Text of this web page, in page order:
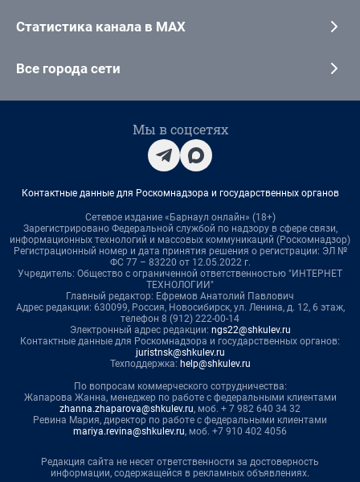
Статистика канала в MAX
Все города сети
Мы в соцсетях
Контактные данные для Роскомнадзора и государственных органов
Сетевое издание «Барнаул онлайн» (18+)
Зарегистрировано Федеральной службой по надзору в сфере связи,
информационных технологий и массовых коммуникаций (Роскомнадзор)
Регистрационный номер и дата принятия решения о регистрации: ЭЛ №
ФС 77 – 83220 от 12.05.2022 г.
Учредитель: Общество с ограниченной ответственностью "ИНТЕРНЕТ
ТЕХНОЛОГИИ"
Главный редактор: Ефремов Анатолий Павлович
Адрес редакции: 630099, Россия, Новосибирск, ул. Ленина, д. 12, 6 этаж,
телефон 8 (912) 222-00-14
Электронный адрес редакции: ngs22@shkulev.ru
Контактные данные для Роскомнадзора и государственных органов:
juristnsk@shkulev.ru
Техподдержка: help@shkulev.ru
По вопросам коммерческого сотрудничества:
Жапарова Жанна, менеджер по работе с федеральными клиентами
zhanna.zhaparova@shkulev.ru, моб. + 7 982 640 34 32
Ревина Мария, директор по работе с федеральными клиентами
mariya.revina@shkulev.ru, моб. +7 910 402 4056
Редакция сайта не несет ответственности за достоверность
информации, содержащейся в рекламных объявлениях.